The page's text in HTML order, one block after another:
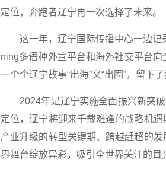
定位，奔跑者辽宁再一次选择了未来。
这一年，辽宁国际传播中心一边记
ning多语种外宣平台和海外社交平台向
一个个辽宁故事“出海”又“出圈”，留下
2024年是辽宁实施全面振兴新突破
定位，辽宁将迎来千载难逢的战略机
产业升级的转型关键期、跨越赶超的
界舞台绽放异彩，吸引全世界关注的目